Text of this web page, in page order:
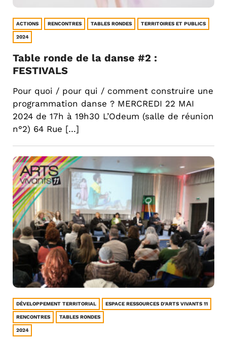
ACTIONS RENCONTRES TABLES RONDES TERRITOIRES ET PUBLICS
2024
Table ronde de la danse #2 :
FESTIVALS
Pour quoi / pour qui / comment construire une
programmation danse ? MERCREDI 22 MAI
2024 de 17h à 19h30 L’Odeum (salle de réunion
n°2) 64 Rue […]
DÉVELOPPEMENT TERRITORIAL ESPACE RESSOURCES D’ARTS VIVANTS 11
RENCONTRES TABLES RONDES
2024